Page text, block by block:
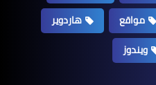
مواقع
هاردوير
ويندوز